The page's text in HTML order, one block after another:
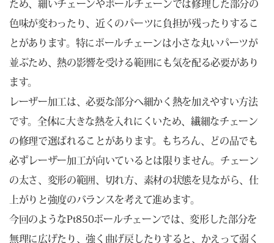
ため、細いチェーンやボールチェーンでは修理した部分の
色味が変わったり、近くのパーツに負担が残ったりするこ
とがあります。特にボールチェーンは小さな丸いパーツが
並ぶため、熱の影響を受ける範囲にも気を配る必要があり
ます。
レーザー加工は、必要な部分へ細かく熱を加えやすい方法
です。全体に大きな熱を入れにくいため、繊細なチェーン
の修理で選ばれることがあります。もちろん、どの品でも
必ずレーザー加工が向いているとは限りません。チェーン
の太さ、変形の範囲、切れ方、素材の状態を見ながら、仕
上がりと強度のバランスを考えて進めます。
今回のようなPt850ボールチェーンでは、変形した部分を
無理に広げたり、強く曲げ戻したりすると、かえって弱く